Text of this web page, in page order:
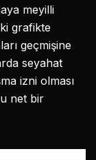
meyilli
grafikte
geçmişine
seyahat
izni olması
net bir